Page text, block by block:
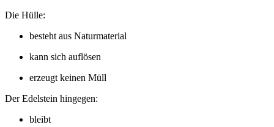
Die Hülle:
besteht aus Naturmaterial
kann sich auflösen
erzeugt keinen Müll
Der Edelstein hingegen:
bleibt